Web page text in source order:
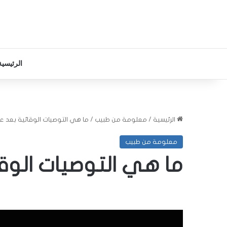
الرئيسية / معلومة من طبيب / ما هي التوصيات الوقائية بعد
معلومة من طبيب
ما هي التوصيات